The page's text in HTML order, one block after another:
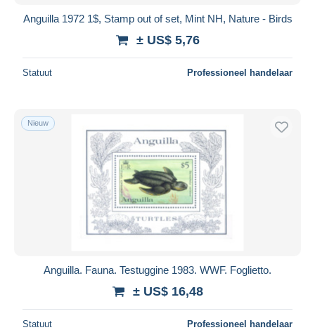
Prijs
Alleen met korting
Gratis levering
Betaalmiddelen
PayPal
Bankoverschrijving
Visa
Mastercard
iDeal
Maestro
Anguilla 1972 1$, Stamp out of set, Mint NH, Nature - Birds
± US$ 5,76
Statuut Professioneel handelaar
Nieuw
Anguilla. Fauna. Testuggine 1983. WWF. Foglietto.
± US$ 16,48
Statuut Professioneel handelaar